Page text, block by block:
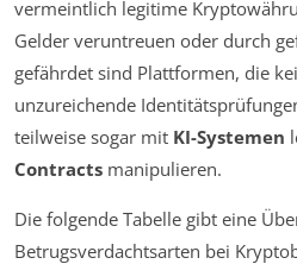
vermeintlich legitime
Gelder veruntreuen oder durch
gefährdet sind Plattformen, die
unzureichende
teilweise sogar mit KI-Systemen
Contracts manipulieren.
Die folgende Tabelle gibt eine
Betrugsverdachtsarten bei